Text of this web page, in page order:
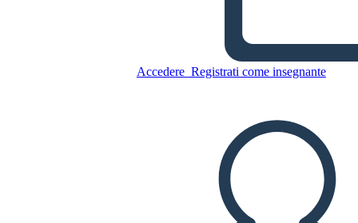
Accedere Registrati come insegnante
Copia questo Storyboard
RIPRODURRE LA PRESENTAZIONE
LEGGIMI